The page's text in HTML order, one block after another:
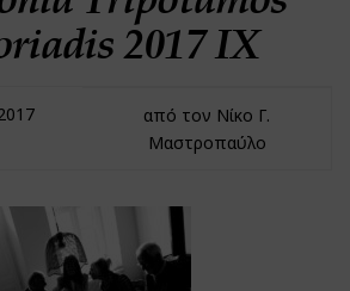
2017 IΧ
από τον Νίκο Γ.
Μαστροπαύλο